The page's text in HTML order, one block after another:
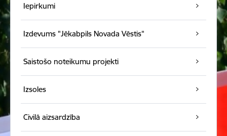
Iepirkumi
Izdevums "Jēkabpils Novada Vēstis"
Saistošo noteikumu projekti
Izsoles
Civilā aizsardzība